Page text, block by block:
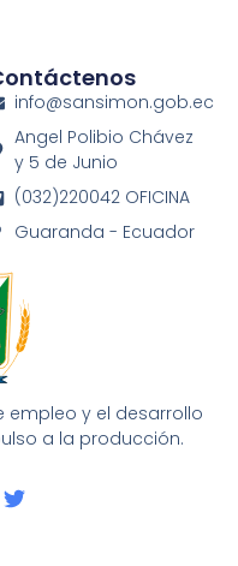
empleo y el desarrollo
a la producción.
info@sansimon.gob.ec
Angel Polibio Chávez
y 5 de Junio
(032)220042 OFICINA
Guaranda - Ecuador